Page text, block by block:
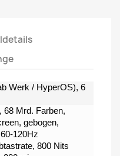
Werk /​ HyperOS), 6
68 Mrd. Farben,
gebogen,
120Hz
800 Nits